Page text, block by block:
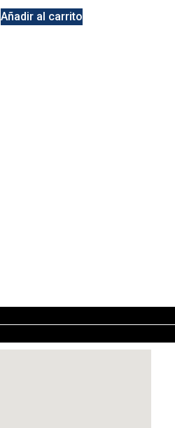
Añadir al carrito